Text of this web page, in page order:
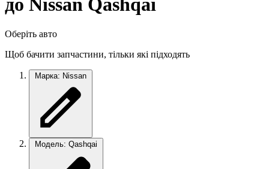
до Nissan Qashqai
Оберіть авто
Щоб бачити запчастини, тільки які підходять
Марка: Nissan
Модель: Qashqai